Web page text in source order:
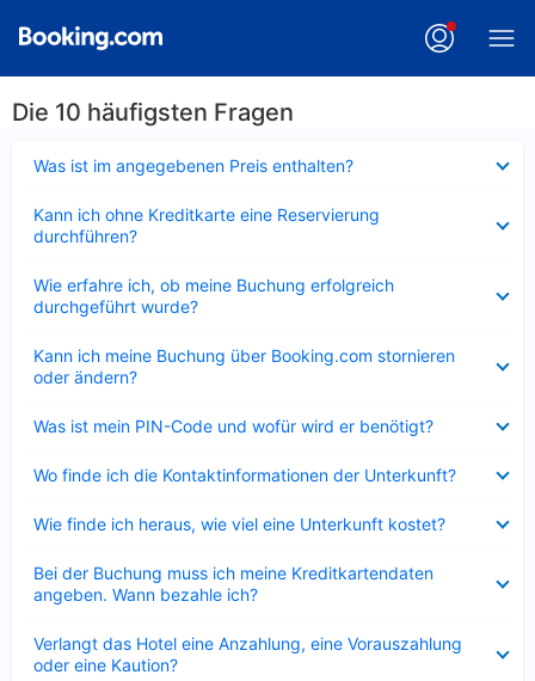
Die 10 häufigsten Fragen
Was ist im angegebenen Preis enthalten?
Kann ich ohne Kreditkarte eine Reservierung
durchführen?
Wie erfahre ich, ob meine Buchung erfolgreich
durchgeführt wurde?
Kann ich meine Buchung über Booking.com stornieren
oder ändern?
Was ist mein PIN-Code und wofür wird er benötigt?
Wo finde ich die Kontaktinformationen der Unterkunft?
Wie finde ich heraus, wie viel eine Unterkunft kostet?
Bei der Buchung muss ich meine Kreditkartendaten
angeben. Wann bezahle ich?
Verlangt das Hotel eine Anzahlung, eine Vorauszahlung
oder eine Kaution?